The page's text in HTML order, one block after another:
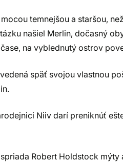
temnejšou a staršou,
našiel Merlin, dočasný
na vyblednutý ostrov
späť svojou vlastnou
Niiv darí preniknúť
Robert Holdstock mýty